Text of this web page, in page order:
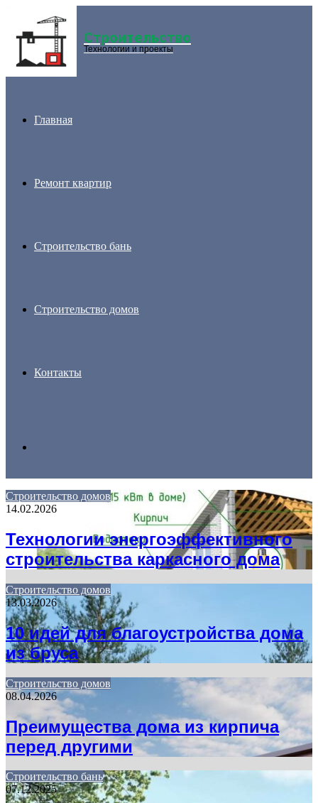
Menu Строительство
Технологии и проекты
Главная
Ремонт квартир
Строительство бань
Строительство домов
Контакты
for
Строительство домов
14.02.2026
Технологии энергоэффективного
строительства каркасного дома
Строительство домов
13.03.2026
10 идей для благоустройства дома
из бруса
Строительство домов
08.04.2026
Преимущества дома из кирпича
перед другими
Строительство бань
07.12.2025